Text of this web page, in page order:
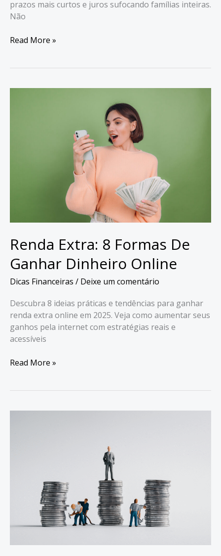
prazos mais curtos e juros sufocando famílias inteiras.
Não
Recorde
Passos
Read More »
Renda Extra: 8 Formas De
Ganhar Dinheiro Online
Dicas Financeiras / Deixe um comentário
Descubra 8 ideias práticas e tendências para ganhar
renda extra online em 2025. Veja como aumentar seus
ganhos pela internet com estratégias reais e
acessíveis
Renda
De
Read More »